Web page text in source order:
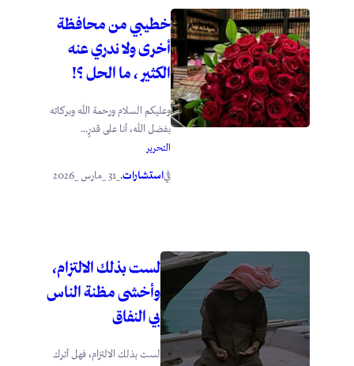
خطيبي من محافظة
أخرى ولا ندري عنه
الكثير ، ما الحل ؟!
وعليكم السلام ورحمة الله وبركاته
بفضل الله، أنا على قدرٍ...
التحرير
فياستشارات. _31 _مارس _2026
لست بذلك الالتزام،
وأخشى مظنة الناس
بي النفاق
لست بذلك الالتزام، فهل أترك